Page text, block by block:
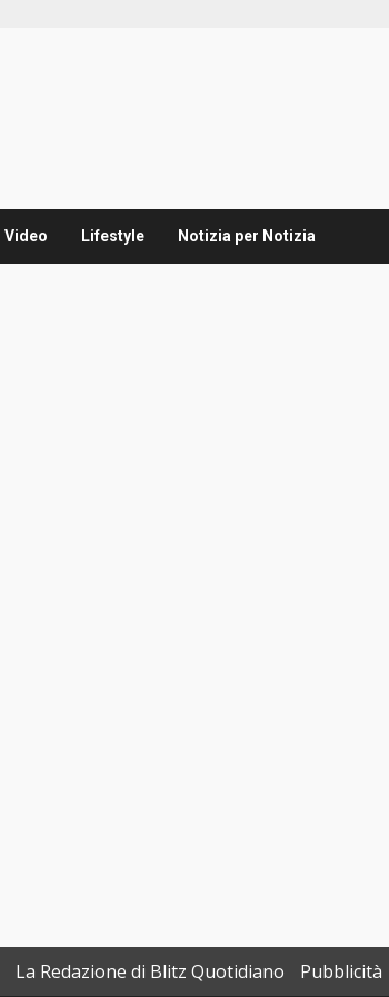
Video Lifestyle Notizia per Notizia
La Redazione di Blitz Quotidiano Pubblicità